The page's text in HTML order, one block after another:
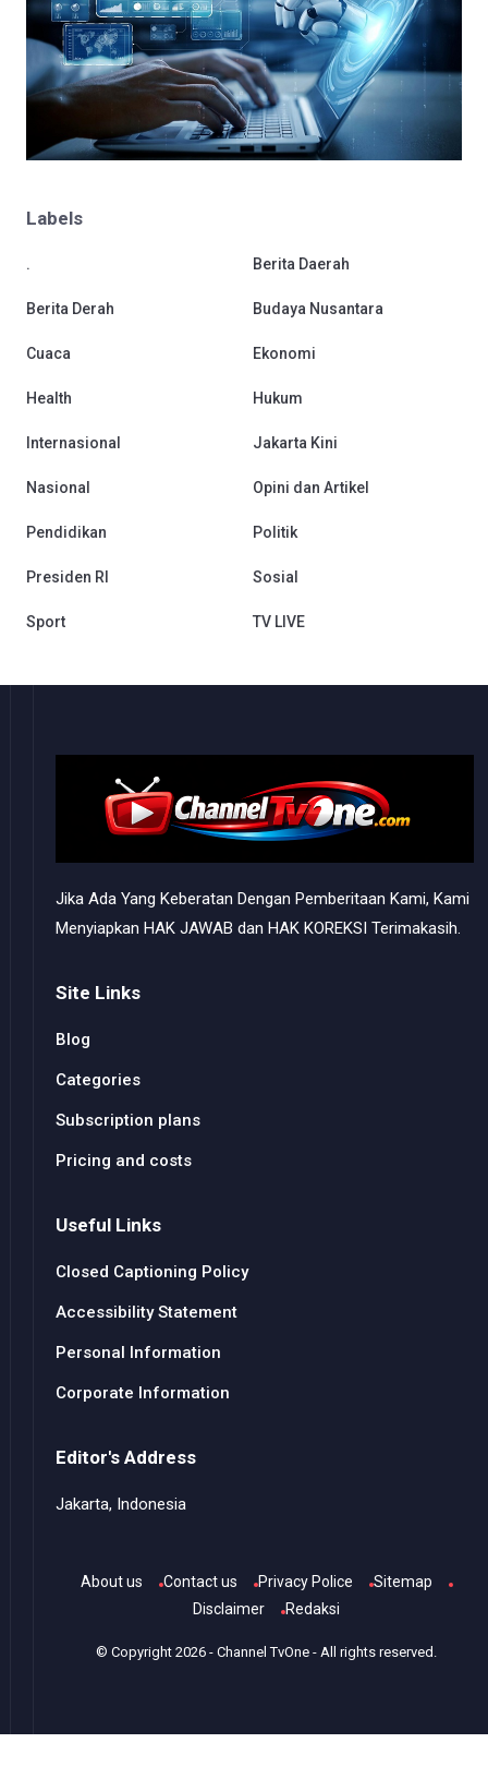
Labels
. Berita Daerah
Berita Derah Budaya Nusantara
Cuaca Ekonomi
Health Hukum
Internasional Jakarta Kini
Nasional Opini dan Artikel
Pendidikan Politik
Presiden RI Sosial
Sport TV LIVE
Jika Ada Yang Keberatan Dengan Pemberitaan Kami, Kami
Menyiapkan HAK JAWAB dan HAK KOREKSI Terimakasih.
Site Links
Blog
Categories
Subscription plans
Pricing and costs
Useful Links
Closed Captioning Policy
Accessibility Statement
Personal Information
Corporate Information
Editor's Address
Jakarta, Indonesia
About us Contact us Privacy Police
Sitemap
Disclaimer
Redaksi
© Copyright2026 -Channel TvOne - All rights reserved.